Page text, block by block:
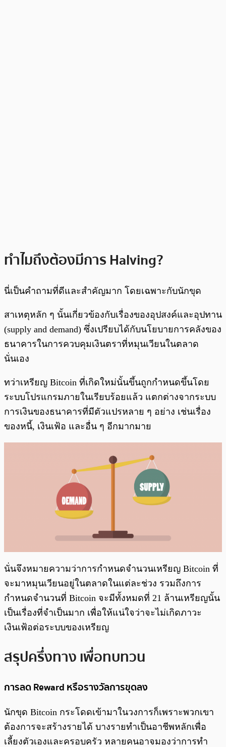
ทำไมถึงต้องมีการ Halving?
นี่เป็นคำถามที่ดีและสำคัญมาก โดยเฉพาะกับนักขุด
สาเหตุหลัก ๆ นั้นเกี่ยวข้องกับเรื่องของอุปสงค์และอุปทาน
(supply and demand) ซึ่งเปรียบได้กับนโยบายการคลังของ
ธนาคารในการควบคุมเงินตราที่หมุนเวียนในตลาด
นั่นเอง
ทว่าเหรียญ Bitcoin ที่เกิดใหม่นั้นขึ้นถูกกำหนดขึ้นโดย
ระบบโปรแกรมภายในเรียบร้อยแล้ว แตกต่างจากระบบ
การเงินของธนาคารที่มีตัวแปรหลาย ๆ อย่าง เช่นเรื่อง
ของหนี้, เงินเฟ้อ และอื่น ๆ อีกมากมาย
นั่นจึงหมายความว่าการกำหนดจำนวนเหรียญ Bitcoin ที่
จะมาหมุนเวียนอยู่ในตลาดในแต่ละช่วง รวมถึงการ
กำหนดจำนวนที่ Bitcoin จะมีทั้งหมดที่ 21 ล้านเหรียญนั้น
เป็นเรื่องที่จำเป็นมาก เพื่อให้แน่ใจว่าจะไม่เกิดภาวะ
เงินเฟ้อต่อระบบของเหรียญ
สรุปครึ่งทาง เพื่อทบทวน
การลด Reward หรือรางวัลการขุดลง
นักขุด Bitcoin กระโดดเข้ามาในวงการก็เพราะพวกเขา
ต้องการจะสร้างรายได้ บางรายทำเป็นอาชีพหลักเพื่อ
เลี้ยงตัวเองและครอบครัว หลายคนอาจมองว่าการทำ